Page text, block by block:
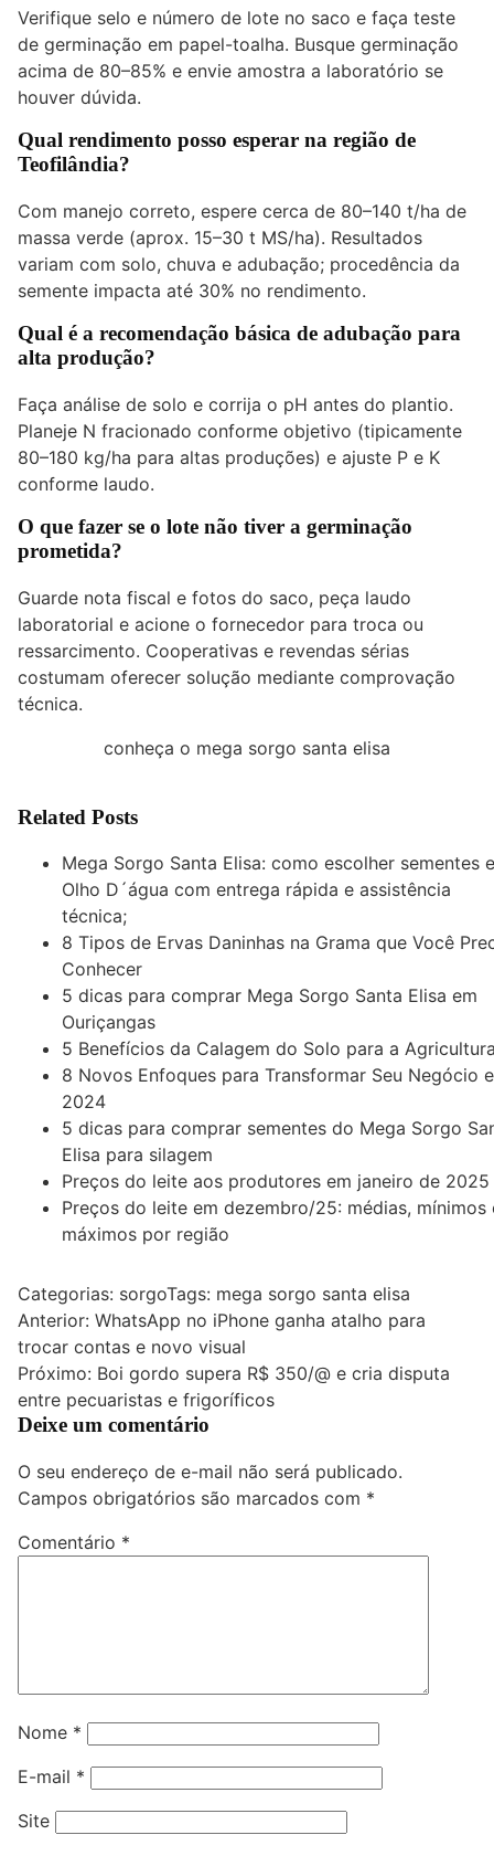
Verifique selo e número de lote no saco e faça teste
de germinação em papel-toalha. Busque germinação
acima de 80–85% e envie amostra a laboratório se
houver dúvida.
Qual rendimento posso esperar na região de
Teofilândia?
Com manejo correto, espere cerca de 80–140 t/ha de
massa verde (aprox. 15–30 t MS/ha). Resultados
variam com solo, chuva e adubação; procedência da
semente impacta até 30% no rendimento.
Qual é a recomendação básica de adubação para
alta produção?
Faça análise de solo e corrija o pH antes do plantio.
Planeje N fracionado conforme objetivo (tipicamente
80–180 kg/ha para altas produções) e ajuste P e K
conforme laudo.
O que fazer se o lote não tiver a germinação
prometida?
Guarde nota fiscal e fotos do saco, peça laudo
laboratorial e acione o fornecedor para troca ou
ressarcimento. Cooperativas e revendas sérias
costumam oferecer solução mediante comprovação
técnica.
conheça o mega sorgo santa elisa
Related Posts
Mega Sorgo Santa Elisa: como escolher sementes
Olho D´água com entrega rápida e assistência
técnica;
8 Tipos de Ervas Daninhas na Grama que Você
Conhecer
5 dicas para comprar Mega Sorgo Santa Elisa em
Ouriçangas
5 Benefícios da Calagem do Solo para a
8 Novos Enfoques para Transformar Seu Negócio
2024
5 dicas para comprar sementes do Mega Sorgo
Elisa para silagem
Preços do leite aos produtores em janeiro de 2025
Preços do leite em dezembro/25: médias, mínimos
máximos por região
Categorias: sorgoTags: mega sorgo santa elisa
Navegação
de
Post
Anterior: WhatsApp no iPhone ganha atalho para
trocar contas e novo visual
Próximo: Boi gordo supera R$ 350/@ e cria disputa
entre pecuaristas e frigoríficos
Deixe um comentário
O seu endereço de e-mail não será publicado.
Campos obrigatórios são marcados com *
Comentário *
Nome *
E-mail *
Site